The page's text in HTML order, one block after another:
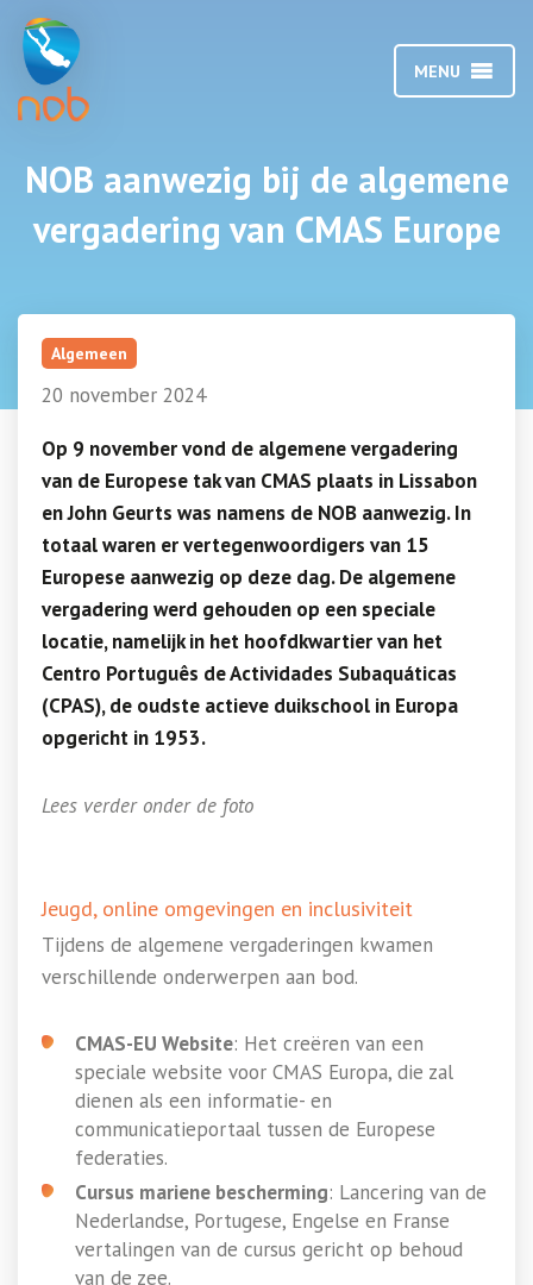
MENU
NOB aanwezig bij de algemene
vergadering van CMAS Europe
Algemeen
20 november 2024
Op 9 november vond de algemene vergadering
van de Europese tak van CMAS plaats in Lissabon
en John Geurts was namens de NOB aanwezig. In
totaal waren er vertegenwoordigers van 15
Europese aanwezig op deze dag. De algemene
vergadering werd gehouden op een speciale
locatie, namelijk in het hoofdkwartier van het
Centro Português de Actividades Subaquáticas
(CPAS), de oudste actieve duikschool in Europa
opgericht in 1953.
Lees verder onder de foto
Jeugd, online omgevingen en inclusiviteit
Tijdens de algemene vergaderingen kwamen
verschillende onderwerpen aan bod.
CMAS-EU Website: Het creëren van een
speciale website voor CMAS Europa, die zal
dienen als een informatie- en
communicatieportaal tussen de Europese
federaties.
Cursus mariene bescherming: Lancering van de
Nederlandse, Portugese, Engelse en Franse
vertalingen van de cursus gericht op behoud
van de zee.